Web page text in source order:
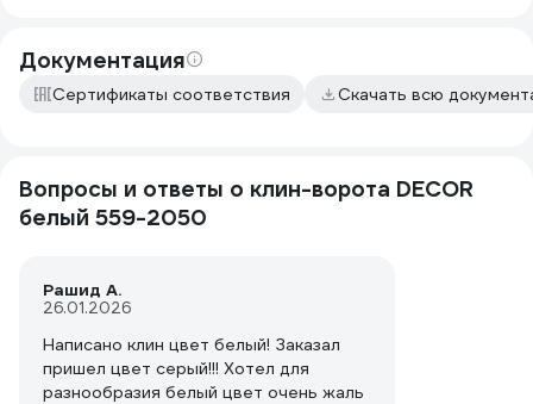
Документация
Сертификаты соответствия Скачать всю
Вопросы и ответы о клин-ворота DECOR
белый 559-2050
Рашид А.
26.01.2026
Написано клин цвет белый! Заказал
пришел цвет серый!!! Хотел для
разнообразия белый цвет очень жаль